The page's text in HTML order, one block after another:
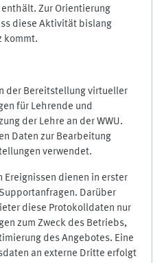
Zur Orientierung
diese Aktivität bislang
kommt.
der Bereitstellung virtueller
für Lehrende und
der Lehre an der WWU.
Daten zur Bearbeitung
verwendet.
Ereignissen dienen in erster
Darüber
diese Protokolldaten nur
zum Zweck des Betriebs,
des Angebotes. Eine
an externe Dritte erfolgt